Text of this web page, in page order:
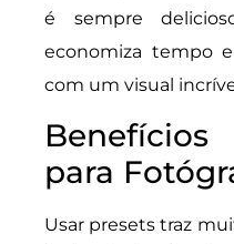
é sempre
economiza tempo
com um visual
para
Usar presets traz